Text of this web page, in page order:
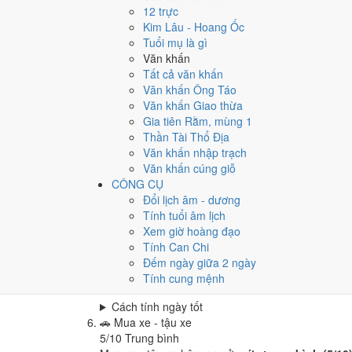
12 trực
Kim Lâu - Hoang Ốc
Tuổi mụ là gì
Văn khấn
Tất cả văn khấn
Văn khấn Ông Táo
Văn khấn Giao thừa
Gia tiên Rằm, mùng 1
Thần Tài Thổ Địa
Văn khấn nhập trạch
Văn khấn cúng giỗ
CÔNG CỤ
Đổi lịch âm - dương
Tính tuổi âm lịch
Xem giờ hoàng đạo
Tính Can Chi
Đếm ngày giữa 2 ngày
Tính cung mệnh
Cách tính ngày tốt
Khai trương - mở cửa hàng
Trung bình
Khai trương - mở cửa hàng hôm nay ở
Cách tính ngày tốt
Ký hợp đồng - giao ước
Trung bình
Ký hợp đồng - giao ước hôm nay ở
Cách tính ngày tốt
🏗️ Động thổ - khởi công
Trung bình
Động thổ - khởi công hôm nay ở
Cách tính ngày tốt
Nhập trạch - vào nhà mới
Trung bình
Nhập trạch - vào nhà mới hôm nay ở
Cách tính ngày tốt
🚗 Mua xe - tậu xe
5/10 Trung bình